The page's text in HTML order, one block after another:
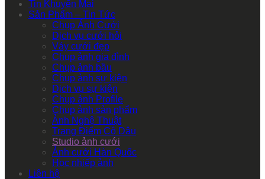
Tin Khuyến Mại
Sản Phẩm – Tin Tức
Chụp Ảnh Cưới
Dịch vụ cưới hỏi
Váy cưới đẹp
Chụp ảnh gia đình
Chụp ảnh bầu
Chụp ảnh sự kiện
Dịch vụ sự kiện
Chụp ảnh Profile
Chụp ảnh sản phẩm
Ảnh Nghệ Thuật
Trang Điểm Cô Dâu
Studio ảnh cưới
Ảnh cưới Hàn Quốc
Học nhiếp ảnh
Liên hệ